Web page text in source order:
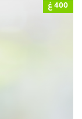
400 غ